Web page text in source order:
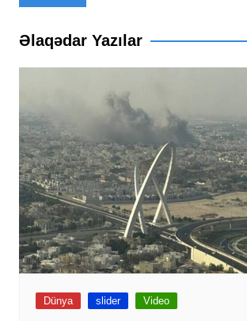
naviqasiyası
Əlaqədar Yazılar
Dünya slider Video